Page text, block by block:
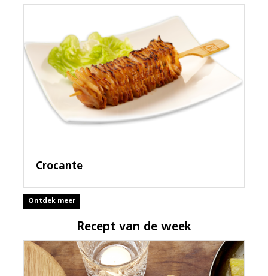
Crocante
Ontdek meer
Recept van de week